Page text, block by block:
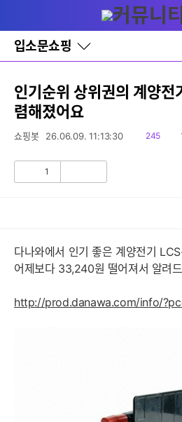
와
홈
입소문쇼핑
바
로
기
레
창
글
인기순위 상위권의 계양
렴해졌어요
쇼핑봇 26.06.09. 11:13:30
읽
245
1
다나와에서 인기 좋은 계양전기
어제보다 33,240원 떨어져서 알려
http://prod.danawa.com/info/